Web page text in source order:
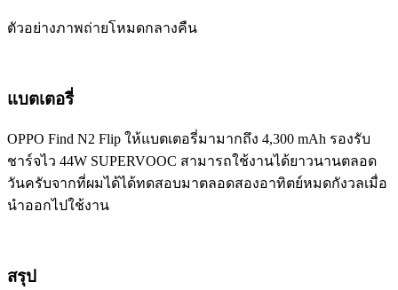
ตัวอย่างภาพถ่ายโหมดกลางคืน
แบตเตอรี่
OPPO Find N2 Flip ให้แบตเตอรี่มามากถึง 4,300 mAh รองรับ
ชาร์จไว 44W SUPERVOOC สามารถใช้งานได้ยาวนานตลอด
วันครับจากที่ผมได้ได้ทดสอบมาตลอดสองอาทิตย์หมดกังวลเมื่อ
นำออกไปใช้งาน
สรุป